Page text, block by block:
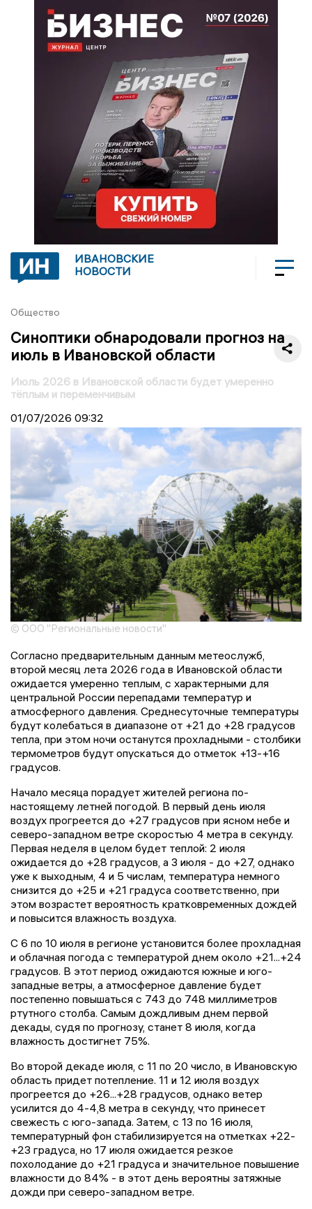
ИВАНОВСКИЕ
НОВОСТИ
Общество
Синоптики обнародовали прогноз на
июль в Ивановской области
Июль 2026 в Ивановской области будет умеренно
тёплым и переменчивым
01/07/2026 09:32
© ООО "Региональные новости"
Согласно предварительным данным метеослужб,
второй месяц лета 2026 года в Ивановской области
ожидается умеренно теплым, с характерными для
центральной России перепадами температур и
атмосферного давления. Среднесуточные температуры
будут колебаться в диапазоне от +21 до +28 градусов
тепла, при этом ночи останутся прохладными - столбики
термометров будут опускаться до отметок +13-+16
градусов.
Начало месяца порадует жителей региона по-
настоящему летней погодой. В первый день июля
воздух прогреется до +27 градусов при ясном небе и
северо-западном ветре скоростью 4 метра в секунду.
Первая неделя в целом будет теплой: 2 июля
ожидается до +28 градусов, а 3 июля - до +27, однако
уже к выходным, 4 и 5 числам, температура немного
снизится до +25 и +21 градуса соответственно, при
этом возрастет вероятность кратковременных дождей
и повысится влажность воздуха.
С 6 по 10 июля в регионе установится более прохладная
и облачная погода с температурой днем около +21...+24
градусов. В этот период ожидаются южные и юго-
западные ветры, а атмосферное давление будет
постепенно повышаться с 743 до 748 миллиметров
ртутного столба. Самым дождливым днем первой
декады, судя по прогнозу, станет 8 июля, когда
влажность достигнет 75%.
Во второй декаде июля, с 11 по 20 число, в Ивановскую
область придет потепление. 11 и 12 июля воздух
прогреется до +26...+28 градусов, однако ветер
усилится до 4-4,8 метра в секунду, что принесет
свежесть с юго-запада. Затем, с 13 по 16 июля,
температурный фон стабилизируется на отметках +22-
+23 градуса, но 17 июля ожидается резкое
похолодание до +21 градуса и значительное повышение
влажности до 84% - в этот день вероятны затяжные
дожди при северо-западном ветре.